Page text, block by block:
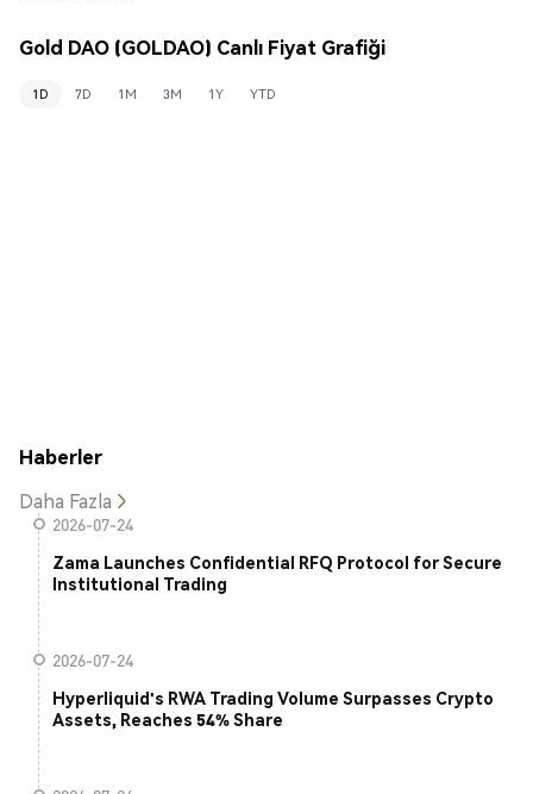
Gold DAO (GOLDAO) Canlı Fiyat Grafiği
1D 7D 1M 3M 1Y YTD
Haberler
Daha Fazla
2026-07-24
Zama Launches Confidential RFQ Protocol for Secure
Institutional Trading
2026-07-24
Hyperliquid's RWA Trading Volume Surpasses Crypto
Assets, Reaches 54% Share